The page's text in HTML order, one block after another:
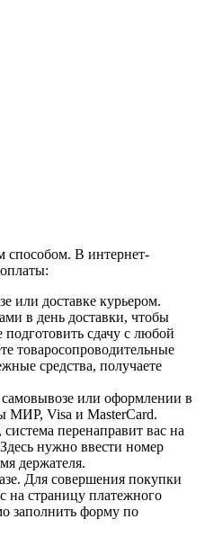
способом. В интернет-
или доставке курьером.
в день доставки, чтобы
подготовить сдачу с любой
товаросопроводительные
средства, получаете
или оформлении в
МИР, Visa и MasterCard.
перенаправит вас на
нужно ввести номер
держателя.
Для совершения покупки
на страницу платежного
заполнить форму по